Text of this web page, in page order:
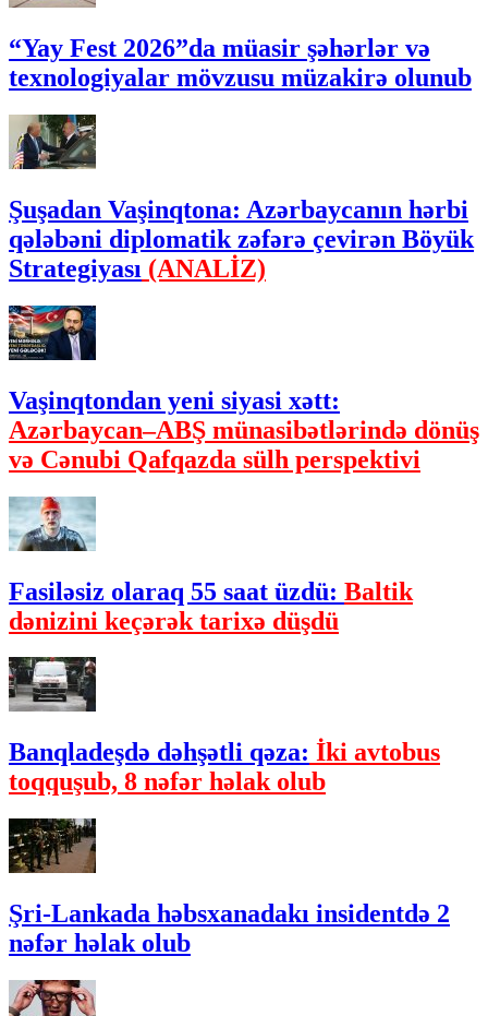
“Yay Fest 2026”da müasir şəhərlər və
texnologiyalar mövzusu müzakirə olunub
Şuşadan Vaşinqtona: Azərbaycanın hərbi
qələbəni diplomatik zəfərə çevirən Böyük
Strategiyası (ANALİZ)
Vaşinqtondan yeni siyasi xətt:
Azərbaycan–ABŞ münasibətlərində dönüş
və Cənubi Qafqazda sülh perspektivi
Fasiləsiz olaraq 55 saat üzdü: Baltik
dənizini keçərək tarixə düşdü
Banqladeşdə dəhşətli qəza: İki avtobus
toqquşub, 8 nəfər həlak olub
Şri-Lankada həbsxanadakı insidentdə 2
nəfər həlak olub